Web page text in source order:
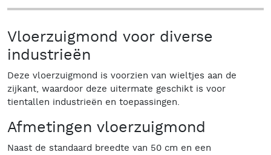
Vloerzuigmond voor diverse
industrieën
Deze vloerzuigmond is voorzien van wieltjes aan de
zijkant, waardoor deze uitermate geschikt is voor
tientallen industrieën en toepassingen.
Afmetingen vloerzuigmond
Naast de standaard breedte van 50 cm en een